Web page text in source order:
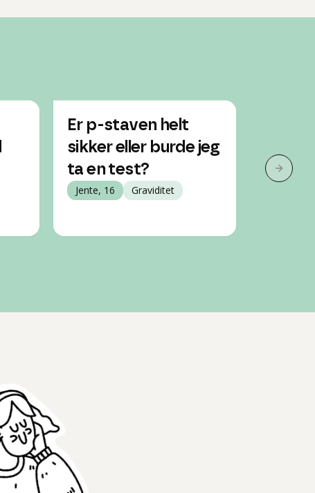
Er p-staven helt
sikker eller burde jeg
ta en test?
Jente, 16 Graviditet
Jente, 19
Neste